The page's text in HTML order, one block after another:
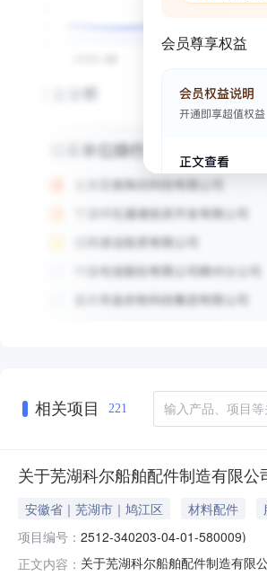
会员尊享权益
相关项目 221
关于芜湖科尔船舶配件制造有限
安徽省｜芜湖市｜鸠江区 材料配件
项目编号： 2512-340203-04-01-580009)
正文内容： 关于芜湖科尔船舶配件制造有限